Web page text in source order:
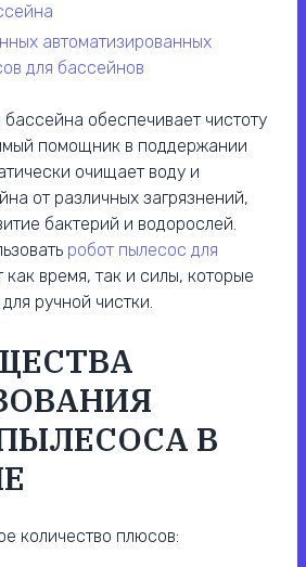
для бассейнов
обеспечивает чистоту
помощник в поддержании
очищает воду и
от различных загрязнений,
бактерий и водорослей.
робот пылесос для
как время, так и силы, которые
ручной чистки.
В
количество плюсов: